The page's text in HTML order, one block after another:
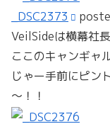
_DSC2373
VeilSideは横幕社長
ここのキャンギャ
じゃー手前にピン
～！！